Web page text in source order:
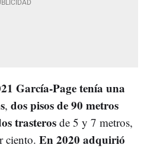
García-Page tenía una
, dos pisos de 90 metros
trasteros de 5 y 7 metros,
ciento. En 2020 adquirió